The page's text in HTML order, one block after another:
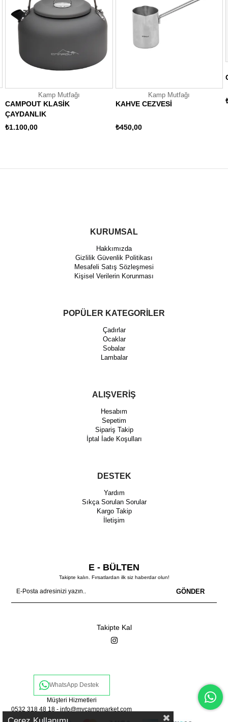
Kamp Mutfağı
CAMPOUT KLASİK
ÇAYDANLIK
₺1.100,00
Kamp Mutfağı
KAHVE CEZVESİ
₺450,00
KURUMSAL
Hakkımızda
Gizlilik Güvenlik Politikası
Mesafeli Satış Sözleşmesi
Kişisel Verilerin Korunması
POPÜLER KATEGORİLER
Çadırlar
Ocaklar
Sobalar
Lambalar
ALIŞVERİŞ
Hesabım
Sepetim
Sipariş Takip
İptal İade Koşulları
DESTEK
Yardım
Sıkça Sorulan Sorular
Kargo Takip
İletişim
E - BÜLTEN
Takipte kalın. Fırsatlardan ilk siz haberdar olun!
GÖNDER
Takipte Kal
WhatsApp Destek
Müşteri Hizmetleri
0532 318 48 18 -info@mycampmarket.com